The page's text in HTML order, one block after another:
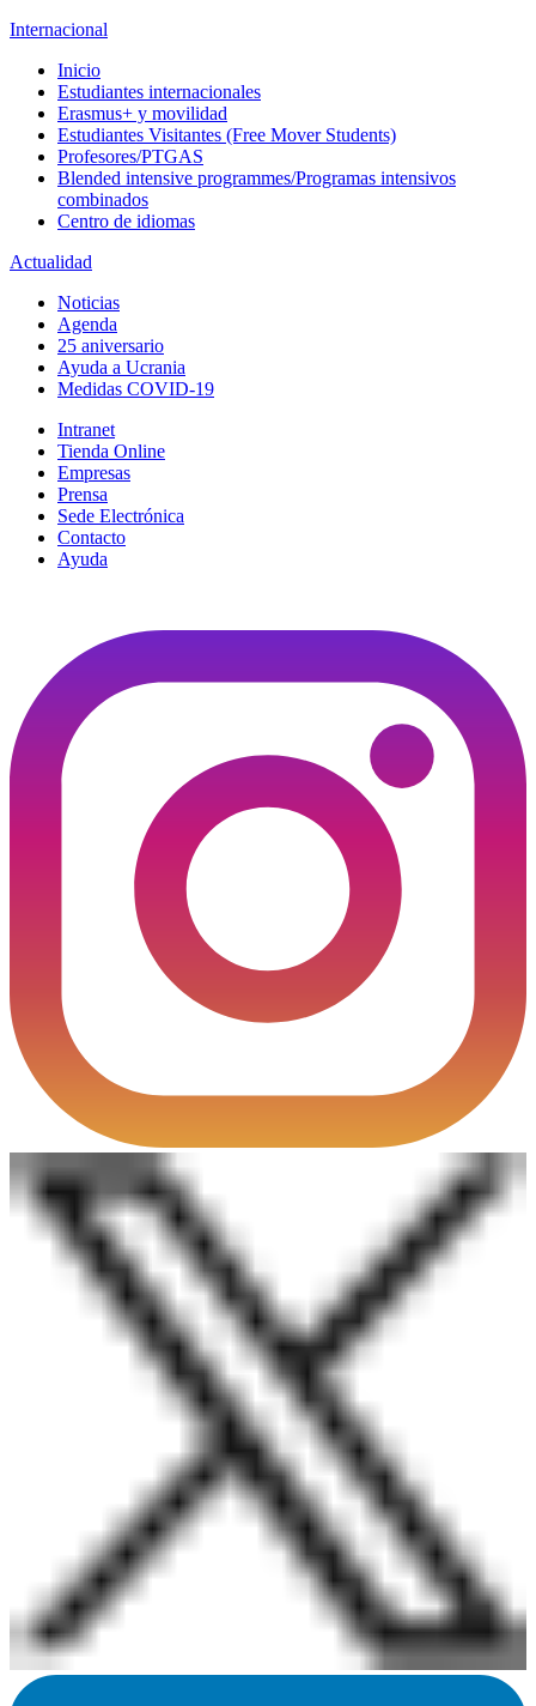
Internacional
Inicio
Estudiantes internacionales
Erasmus+ y movilidad
Estudiantes Visitantes (Free Mover Students)
Profesores/PTGAS
Blended intensive programmes/Programas intensivos
combinados
Centro de idiomas
Actualidad
Noticias
Agenda
25 aniversario
Ayuda a Ucrania
Medidas COVID-19
Intranet
Tienda Online
Empresas
Prensa
Sede Electrónica
Contacto
Ayuda